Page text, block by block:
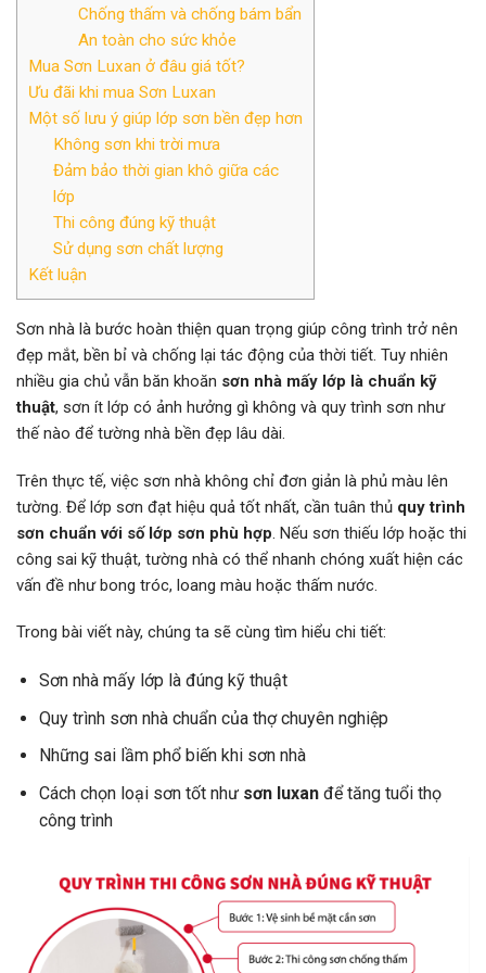
Chống thấm và chống bám bẩn
An toàn cho sức khỏe
Mua Sơn Luxan ở đâu giá tốt?
Ưu đãi khi mua Sơn Luxan
Một số lưu ý giúp lớp sơn bền đẹp hơn
Không sơn khi trời mưa
Đảm bảo thời gian khô giữa các
lớp
Thi công đúng kỹ thuật
Sử dụng sơn chất lượng
Kết luận
Sơn nhà là bước hoàn thiện quan trọng giúp công trình trở nên
đẹp mắt, bền bỉ và chống lại tác động của thời tiết. Tuy nhiên
nhiều gia chủ vẫn băn khoăn sơn nhà mấy lớp là chuẩn kỹ
thuật, sơn ít lớp có ảnh hưởng gì không và quy trình sơn như
thế nào để tường nhà bền đẹp lâu dài.
Trên thực tế, việc sơn nhà không chỉ đơn giản là phủ màu lên
tường. Để lớp sơn đạt hiệu quả tốt nhất, cần tuân thủ quy trình
sơn chuẩn với số lớp sơn phù hợp. Nếu sơn thiếu lớp hoặc thi
công sai kỹ thuật, tường nhà có thể nhanh chóng xuất hiện các
vấn đề như bong tróc, loang màu hoặc thấm nước.
Trong bài viết này, chúng ta sẽ cùng tìm hiểu chi tiết:
Sơn nhà mấy lớp là đúng kỹ thuật
Quy trình sơn nhà chuẩn của thợ chuyên nghiệp
Những sai lầm phổ biến khi sơn nhà
Cách chọn loại sơn tốt như sơn luxanđể tăng tuổi thọ
công trình